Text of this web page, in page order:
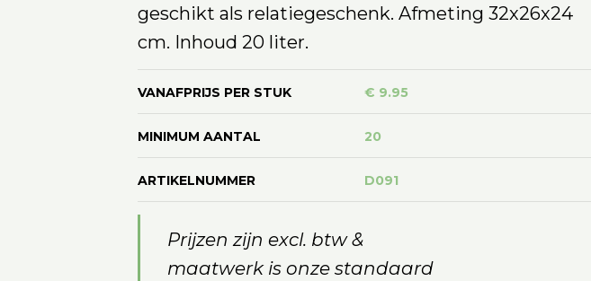
geschikt als relatiegeschenk. Afmeting 32x26x24
cm. Inhoud 20 liter.
VANAFPRIJS PER STUK € 9.95
MINIMUM AANTAL 20
ARTIKELNUMMER D091
Prijzen zijn excl. btw &
maatwerk is onze standaard